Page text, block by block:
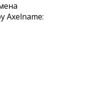
Axelname: